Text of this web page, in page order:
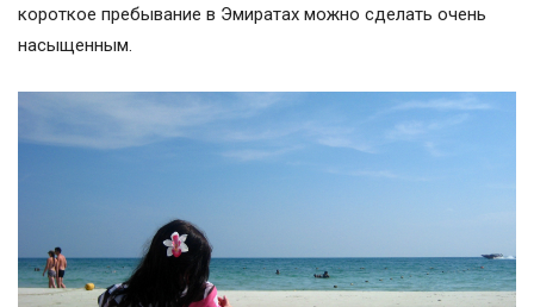
короткое пребывание в Эмиратах можно сделать очень
насыщенным.